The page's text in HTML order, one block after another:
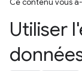
Ce contenu vous
Utiliser